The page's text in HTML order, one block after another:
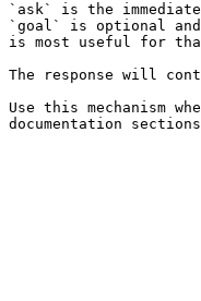
`ask` is the
`goal` is optional
is most useful for
The response will
Use this mechanism